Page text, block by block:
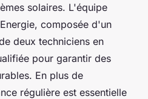
solaires. L'équipe
composée d'un
deux techniciens en
pour garantir des
En plus de
régulière est essentielle